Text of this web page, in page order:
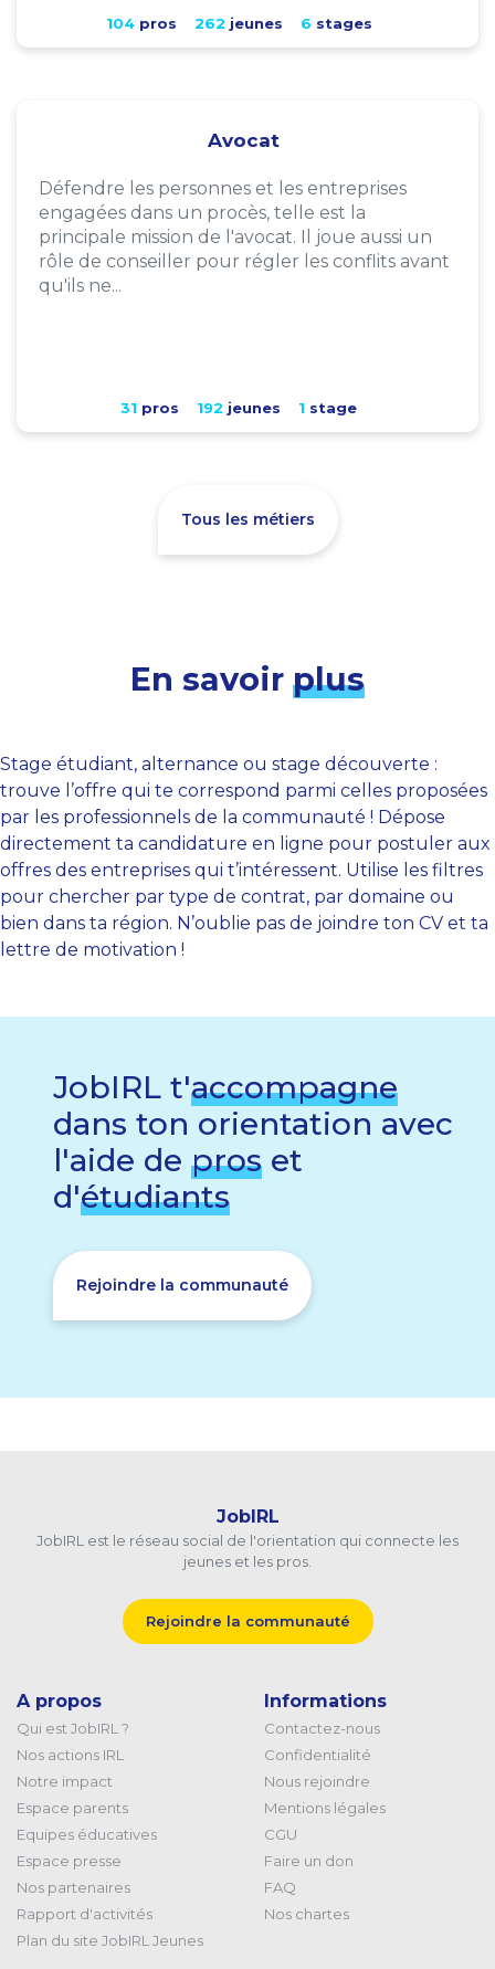
104pros 262 jeunes 6 stages
Avocat
Défendre les personnes et les entreprises
engagées dans un procès, telle est la
principale mission de l'avocat. Il joue aussi un
rôle de conseiller pour régler les conflits avant
qu'ils ne...
31 pros 192 jeunes 1 stage
Tous les métiers
En savoir plus
Stage étudiant, alternance ou stage découverte :
trouve l’offre qui te correspond parmi celles proposées
par les professionnels de la communauté ! Dépose
directement ta candidature en ligne pour postuler aux
offres des entreprises qui t’intéressent. Utilise les filtres
pour chercher par type de contrat, par domaine ou
bien dans ta région. N’oublie pas de joindre ton CV et ta
lettre de motivation !
JobIRL t'accompagne
dans ton orientation avec
l'aide de pros et
d'étudiants
Rejoindre la communauté
JobIRL
JobIRL est le réseau social de l'orientation qui connecte les
jeunes et les pros.
Rejoindre la communauté
A propos
Qui est JobIRL ?
Nos actions IRL
Notre impact
Espace parents
Equipes éducatives
Espace presse
Nos partenaires
Rapport d'activités
Plan du site JobIRL Jeunes
Informations
Contactez-nous
Confidentialité
Nous rejoindre
Mentions légales
CGU
Faire un don
FAQ
Nos chartes